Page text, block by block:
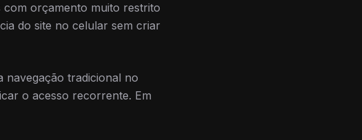
com orçamento muito restrito
do site no celular sem criar
navegação tradicional no
o acesso recorrente. Em